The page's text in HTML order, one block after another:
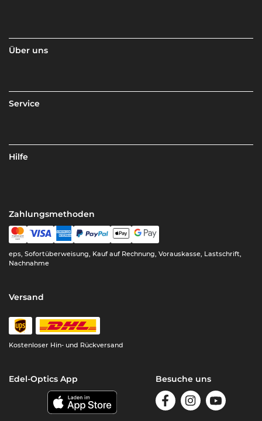
Über uns
Service
Hilfe
Zahlungsmethoden
eps, Sofortüberweisung, Kauf auf Rechnung, Vorauskasse, Lastschrift,
Nachnahme
Versand
Kostenloser Hin- und Rückversand
Edel-Optics App Besuche uns